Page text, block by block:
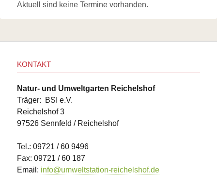
Aktuell sind keine Termine vorhanden.
KONTAKT
Natur- und Umweltgarten Reichelshof
Träger: BSI e.V.
Reichelshof 3
97526 Sennfeld / Reichelshof
Tel.: 09721 / 60 9496
Fax: 09721 / 60 187
Email: info@umweltstation-reichelshof.de